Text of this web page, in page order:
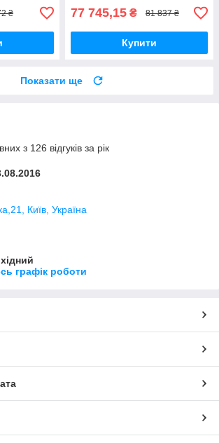
₴ 77 745,15 ₴ 81 837 ₴
Купити
Показати ще
з 126 відгуків за рік
Київ, Україна
графік роботи